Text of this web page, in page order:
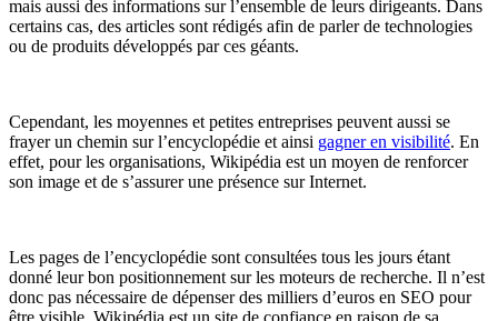
mais aussi des informations sur l’ensemble de leurs dirigeants. Dans
certains cas, des articles sont rédigés afin de parler de technologies
ou de produits développés par ces géants.
Cependant, les moyennes et petites entreprises peuvent aussi se
frayer un chemin sur l’encyclopédie et ainsi gagner en visibilité. En
effet, pour les organisations, Wikipédia est un moyen de renforcer
son image et de s’assurer une présence sur Internet.
Les pages de l’encyclopédie sont consultées tous les jours étant
donné leur bon positionnement sur les moteurs de recherche. Il n’est
donc pas nécessaire de dépenser des milliers d’euros en SEO pour
être visible. Wikipédia est un site de confiance en raison de sa